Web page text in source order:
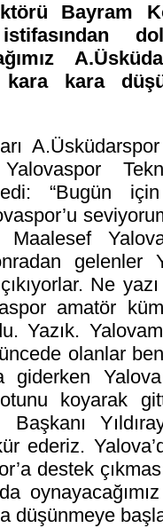
Bayram
kara
“Bugün için
Maalesef
gelenler
Ne
amatör
Yazık.
olanlar
giderken
koyarak
ederiz.
destek
düşünmeye